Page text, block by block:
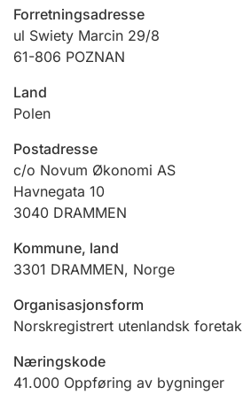
Jeger
Ektepaktveileder
Offentlig sektor
Forretningsadresse
ul Swiety Marcin 29/8
61-806 POZNAN
Land
Polen
Postadresse
c/o Novum Økonomi AS
Havnegata 10
3040 DRAMMEN
Kommune, land
3301 DRAMMEN, Norge
Organisasjonsform
Norskregistrert utenlandsk foretak
Næringskode
41.000 Oppføring av bygninger